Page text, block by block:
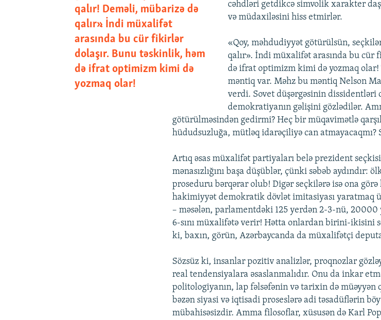
qalır! Deməli, mübarizə də
qalır». İndi müxalifət
arasında bu cür fikirlər
dolaşır. Bunu təskinlik, həm
də ifrat optimizm kimi də
yozmaq olar!
cəhdləri getdikcə simvolik xarakter
və müdaxiləsini hiss etmirlər.
«Qoy, məhdudiyyət götürülsün,
qalır». İndi müxalifət arasında bu cür
də ifrat optimizm kimi də yozmaq
məntiq var. Məhz bu məntiq Nelson
verdi. Sovet düşərgəsinin dissidentləri
demokratiyanın gəlişini gözlədilər.
götürülməsindən gedirmi? Heç bir müqavimətlə
hüdudsuzluğa, mütləq idarəçiliyə can atmayacaqmı?
Artıq əsas müxalifət partiyaları belə prezident
mənasızlığını başa düşüblər, çünki səbəb aydındır:
proseduru bərqərar olub! Digər seçkilərə isə ona
hakimiyyət demokratik dövlət imitasiyası yaratmaq
– məsələn, parlamentdəki 125 yerdən 2-3-nü,
6-sını müxalifətə verir! Hətta onlardan birini-ikisini
ki, baxın, görün, Azərbaycanda da müxalifətçi
Sözsüz ki, insanlar pozitiv analizlər, proqnozlar
real tendensiyalara əsaslanmalıdır. Onu da inkar
politologiyanın, lap fəlsəfənin və tarixin də müəyyən
bəzən siyasi və iqtisadi proseslərə adi təsadüflərin
mübahisəsizdir. Amma filosoflar, xüsusən də Karl